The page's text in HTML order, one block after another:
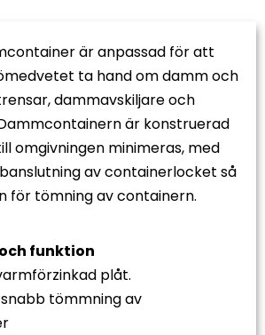
är anpassad för att
ta hand om damm och
dammavskiljare och
är konstruerad
omgivningen minimeras, med
av containerlocket så
för tömning av containern.
funktion
plåt.
tömmning av